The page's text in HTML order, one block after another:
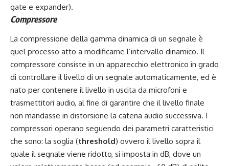
gate e expander).
Compressore
La compressione della gamma dinamica di un segnale è
quel processo atto a modificarne l’intervallo dinamico. Il
compressore consiste in un apparecchio elettronico in grado
di controllare il livello di un segnale automaticamente, ed è
nato per contenere il livello in uscita da microfoni e
trasmettitori audio, al fine di garantire che il livello finale
non mandasse in distorsione la catena audio successiva. I
compressori operano seguendo dei parametri caratteristici
che sono: la soglia (threshold) ovvero il livello sopra il
quale il segnale viene ridotto, si imposta in dB, dove un